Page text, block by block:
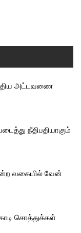
அட்டவணை
நீதிபதியாகும்
வகையில் வேன்
சொத்துக்கள்